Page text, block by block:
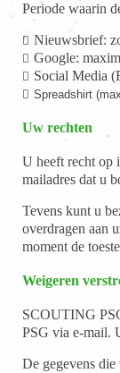
Periode waarin
Nieuwsbrief:
Google:
Social Media
Spreadshirt
Uw rechten
U heeft recht op
mailadres dat u
Tevens kunt u
overdragen aan
moment de
Weigeren
SCOUTING
PSG via e-mail.
De gegevens